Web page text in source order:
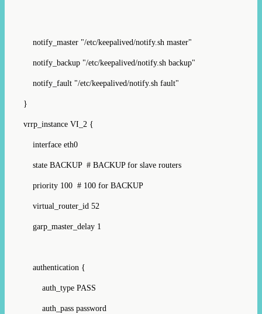
notify_master "/etc/keepalived/notify.sh master"
notify_backup "/etc/keepalived/notify.sh backup"
notify_fault "/etc/keepalived/notify.sh fault"
}
vrrp_instance VI_2 {
interface eth0
state BACKUP # BACKUP for slave routers
priority 100 # 100 for BACKUP
virtual_router_id 52
garp_master_delay 1
authentication {
auth_type PASS
auth_pass password